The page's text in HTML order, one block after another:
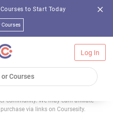
to Start Today
Courses
Log In
community. We may earn affiliate
via links on Coursesity.